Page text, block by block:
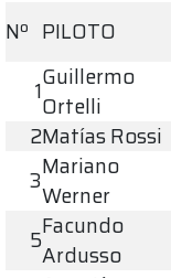
Nº PILOTO
1Guillermo
Ortelli
2Matías Rossi
3Mariano
Werner
5Facundo
Ardusso